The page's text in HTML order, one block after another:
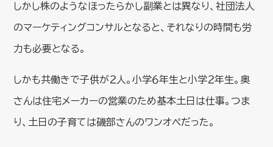
しかし株のようなほったらかし副業とは異なり、社団法人
のマーケティングコンサルとなると、それなりの時間も労
力も必要となる。
しかも共働きで子供が２人。小学６年生と小学２年生。奥
さんは住宅メーカーの営業のため基本土日は仕事。つま
り、土日の子育ては磯部さんのワンオペだった。